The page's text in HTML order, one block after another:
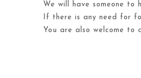
We will have someone to
If there is any need for
You are also welcome to